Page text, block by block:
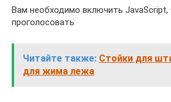
Вам необходимо включить
проголосовать
Читайте также: Стойки для
для жима лежа